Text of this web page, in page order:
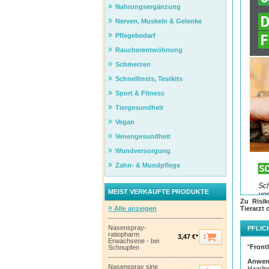
Zu
Tierarzt
"
Nahrungsergänzung
Nerven, Muskeln & Gelenke
Pflegebedarf
Raucherentwöhnung
Schmerzen
Schnelltests, Testkits
Sport & Fitness
Tiergesundheit
Vegan
Venengesundheit
Wundversorgung
Zahn- & Mundpflege
MEIST VERKAUFTE PRODUKTE
Alle anzeigen
Nasenspray-
ratiopharm
Erwachsene - bei
Schnupfen
3,47 €* 1
Nasenspray sine